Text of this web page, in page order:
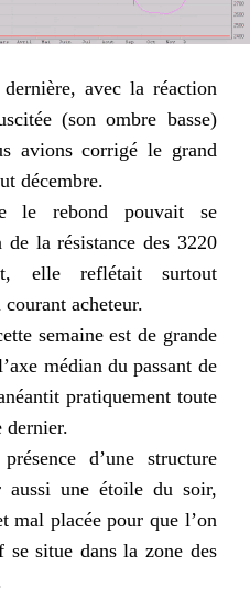
avec la réaction
(son ombre basse)
avions corrigé le grand
décembre.
le rebond pouvait se
la résistance des 3220
elle reflétait surtout
acheteur.
semaine est de grande
médian du passant de
pratiquement toute
dernier.
d’une structure
une étoile du soir,
mal placée pour que l’on
se situe dans la zone des